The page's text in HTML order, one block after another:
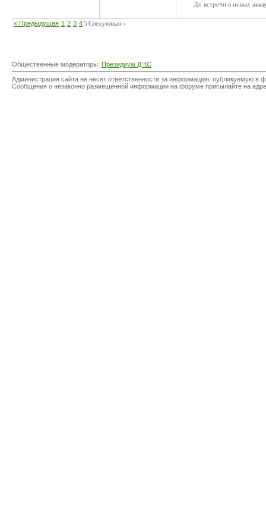
До встречи в новых
« Предыдущая 1 2 3 45 Следующая »
Общественные модераторы: Президиум Д КС
Администрация сайта не несет ответственности за информацию, публикуемую
Сообщения о незаконно размещенной информации на форуме присылайте на